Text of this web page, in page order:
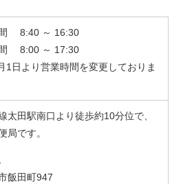
間 8:40 ～ 16:30
間 8:00 ～ 17:30
1日より営業時間を変更しておりま
太田駅南口より徒歩約10分位で、
局です。
飯田町947